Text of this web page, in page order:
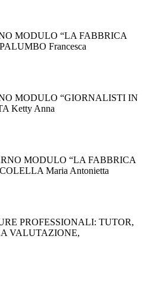
MODULO “LA FABBRICA
Francesca
MODULO “GIORNALISTI IN
Ketty Anna
MODULO “LA FABBRICA
Maria Antonietta
PROFESSIONALI: TUTOR,
VALUTAZIONE,